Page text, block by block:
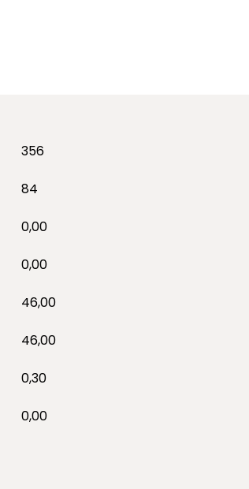
0,00
0,00
0,30
46,00
356
46,00
0,00
84